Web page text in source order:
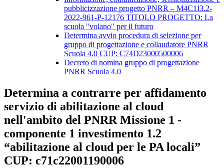
pubblicizzazione progetto PNRR – M4C1I3.2-
2022-961-P-12176 TITOLO PROGETTO: La
scuola "volano" per il futuro
Determina avvio procedura di selezione per
gruppo di progettazione e collaudatore PNRR
Scuola 4.0 CUP: C74D23000500006
Decreto di nomina gruppo di progettazione
PNRR Scuola 4.0
Determina a contrarre per affidamento
servizio di abilitazione al cloud
nell'ambito del PNRR Missione 1 -
componente 1 investimento 1.2
“abilitazione al cloud per le PA locali”
CUP: c71c22001190006